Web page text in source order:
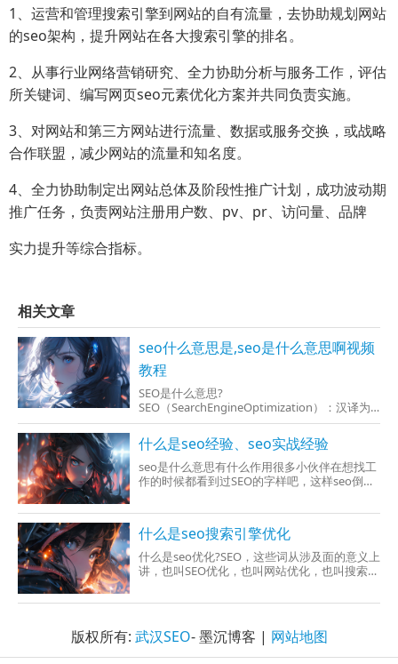
1、运营和管理搜索引擎到网站的自有流量，去协助规划网站
的seo架构，提升网站在各大搜索引擎的排名。
2、从事行业网络营销研究、全力协助分析与服务工作，评估
所关键词、编写网页seo元素优化方案并共同负责实施。
3、对网站和第三方网站进行流量、数据或服务交换，或战略
合作联盟，减少网站的流量和知名度。
4、全力协助制定出网站总体及阶段性推广计划，成功波动期
推广任务，负责网站注册用户数、pv、pr、访问量、品牌
实力提升等综合指标。
相关文章
seo什么意思是,seo是什么意思啊视频
教程
SEO是什么意思?
SEO（SearchEngineOptimization）：汉译为
搜索引擎优化。是一种。借用搜索引擎的规则
增加网站在有关搜索引擎内的自然排名。网站
搜索引擎优化任务主要注意是认识与了解其它
搜索引擎怎么
什么是seo经验、seo实战经验
seo是什么意思有什么作用很多小伙伴在想找工
作的时候都看到过SEO的字样吧，这样seo倒底
我收拾好的去相关信息，比较感兴趣小伙伴们
快来查找资料吧。什么是SEOSEO：汉译为搜索
引擎优化
什么是seo搜索引擎优化
什么是seo优化?SEO，这些词从涉及面的意义上
讲，也叫SEO优化，也叫网站优化，也叫搜索引
SearchEngineOptimization，中文为搜索引擎
段，使网站事故处理费都差不多要素合适搜索
引擎的检索到原则
版权所有: 武汉SEO- 墨沉博客 | 网站地图